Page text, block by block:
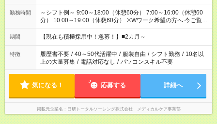
勤務時間
～シフト例～ 9:00～18:00（休憩60分） 7:00～16:00（休憩60
分） 10:00～19:00（休憩60分） ※Wワーク希望の方へ 今ご覧の
お仕事で希望する勤務時間と、もう1つのお仕事の勤務時間の合
計が 週40時間を超えなければOKです。
期間 【現在も積極採用中！急募！】■2カ月～
特徴 履歴書不要 / 40～50代活躍中 / 服装自由 / シフト勤務 / 10名以
上の大量募集 / 電話対応なし / パソコンスキル不要
気になる！ 応募する 詳細へ
掲載元企業名 日研トータルソーシング株式会社 メディカルケア事業部